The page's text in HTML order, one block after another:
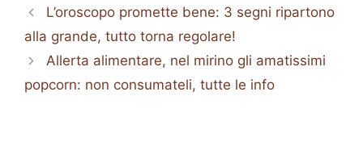
L’oroscopo promette bene: 3 segni ripartono
alla grande, tutto torna regolare!
Allerta alimentare, nel mirino gli amatissimi
popcorn: non consumateli, tutte le info